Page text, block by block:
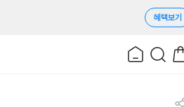
혜택보기